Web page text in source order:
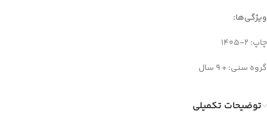
ویژگی‌ها:
چاپ: 2-1405
گروه سنی: + 9 سال
توضیحات تکمیلی